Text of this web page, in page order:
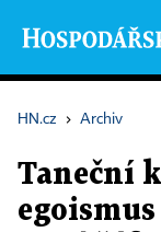
HN.cz › Archiv
Taneční